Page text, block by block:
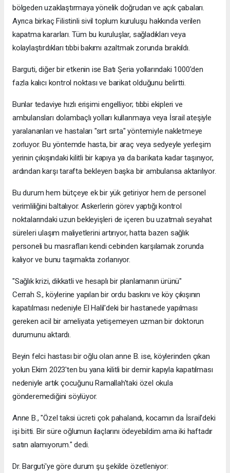
bölgeden uzaklaştırmaya yönelik doğrudan ve açık çabaları.
Ayrıca birkaç Filistinli sivil toplum kuruluşu hakkında verilen
kapatma kararları. Tüm bu kuruluşlar, sağladıkları veya
kolaylaştırdıkları tıbbi bakımı azaltmak zorunda bırakıldı.
Barguti, diğer bir etkenin ise Batı Şeria yollarındaki 1000'den
fazla kalıcı kontrol noktası ve barikat olduğunu belirtti.
Bunlar tedaviye hızlı erişimi engelliyor; tıbbi ekipleri ve
ambulansları dolambaçlı yolları kullanmaya veya İsrail ateşiyle
yaralananları ve hastaları "sırt sırta" yöntemiyle nakletmeye
zorluyor. Bu yöntemde hasta, bir araç veya sedyeyle yerleşim
yerinin çıkışındaki kilitli bir kapıya ya da barikata kadar taşınıyor,
ardından karşı tarafta bekleyen başka bir ambulansa aktarılıyor.
Bu durum hem bütçeye ek bir yük getiriyor hem de personel
verimliliğini baltalıyor. Askerlerin görev yaptığı kontrol
noktalarındaki uzun bekleyişleri de içeren bu uzatmalı seyahat
süreleri ulaşım maliyetlerini artırıyor, hatta bazen sağlık
personeli bu masrafları kendi cebinden karşılamak zorunda
kalıyor ve bunu taşımakta zorlanıyor.
"Sağlık krizi, dikkatli ve hesaplı bir planlamanın ürünü"
Cerrah S., köylerine yapılan bir ordu baskını ve köy çıkışının
kapatılması nedeniyle El Halil'deki bir hastanede yapılması
gereken acil bir ameliyata yetişemeyen uzman bir doktorun
durumunu aktardı.
Beyin felci hastası bir oğlu olan anne B. ise, köylerinden çıkan
yolun Ekim 2023'ten bu yana kilitli bir demir kapıyla kapatılması
nedeniyle artık çocuğunu Ramallah'taki özel okula
gönderemediğini söylüyor.
Anne B., "Özel taksi ücreti çok pahalandı, kocamın da İsrail'deki
işi bitti. Bir süre oğlumun ilaçlarını ödeyebildim ama iki haftadır
satın alamıyorum." dedi.
Dr. Barguti'ye göre durum şu şekilde özetleniyor: